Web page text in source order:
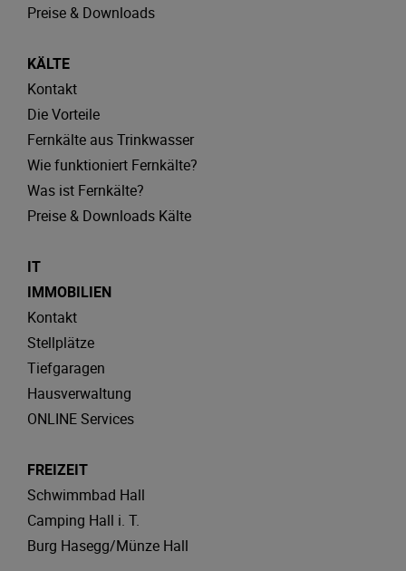
Preise & Downloads
KÄLTE
Kontakt
Die Vorteile
Fernkälte aus Trinkwasser
Wie funktioniert Fernkälte?
Was ist Fernkälte?
Preise & Downloads Kälte
IT
IMMOBILIEN
Kontakt
Stellplätze
Tiefgaragen
Hausverwaltung
ONLINE Services
FREIZEIT
Schwimmbad Hall
Camping Hall i. T.
Burg Hasegg/Münze Hall